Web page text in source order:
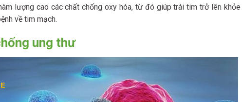
lượng cao các chất chống oxy hóa, từ đó giúp trái tim trở lên khỏe
về tim mạch.
ung thư